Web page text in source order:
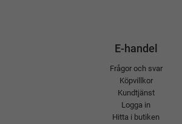
E-handel
Frågor och svar
Köpvillkor
Kundtjänst
Logga in
Hitta i butiken